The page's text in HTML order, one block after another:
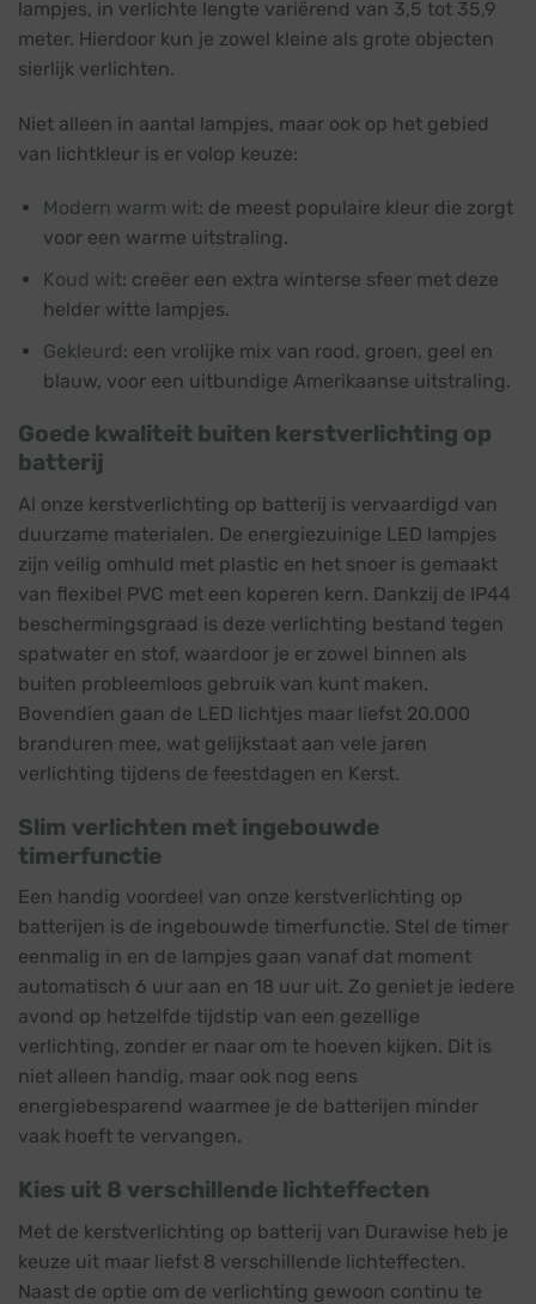
lampjes, in verlichte lengte variërend van 3,5 tot 35,9
meter. Hierdoor kun je zowel kleine als grote objecten
sierlijk verlichten.
Niet alleen in aantal lampjes, maar ook op het gebied
van lichtkleur is er volop keuze:
Modern warm wit: de meest populaire kleur die zorgt
voor een warme uitstraling.
Koud wit: creëer een extra winterse sfeer met deze
helder witte lampjes.
Gekleurd: een vrolijke mix van rood, groen, geel en
blauw, voor een uitbundige Amerikaanse uitstraling.
Goede kwaliteit buiten kerstverlichting op
batterij
Al onze kerstverlichting op batterij is vervaardigd van
duurzame materialen. De energiezuinige LED lampjes
zijn veilig omhuld met plastic en het snoer is gemaakt
van flexibel PVC met een koperen kern. Dankzij de IP44
beschermingsgraad is deze verlichting bestand tegen
spatwater en stof, waardoor je er zowel binnen als
buiten probleemloos gebruik van kunt maken.
Bovendien gaan de LED lichtjes maar liefst 20.000
branduren mee, wat gelijkstaat aan vele jaren
verlichting tijdens de feestdagen en Kerst.
Slim verlichten met ingebouwde
timerfunctie
Een handig voordeel van onze kerstverlichting op
batterijen is de ingebouwde timerfunctie. Stel de timer
eenmalig in en de lampjes gaan vanaf dat moment
automatisch 6 uur aan en 18 uur uit. Zo geniet je iedere
avond op hetzelfde tijdstip van een gezellige
verlichting, zonder er naar om te hoeven kijken. Dit is
niet alleen handig, maar ook nog eens
energiebesparend waarmee je de batterijen minder
vaak hoeft te vervangen.
Kies uit 8 verschillende lichteffecten
Met de kerstverlichting op batterij van Durawise heb je
keuze uit maar liefst 8 verschillende lichteffecten.
Naast de optie om de verlichting gewoon continu te